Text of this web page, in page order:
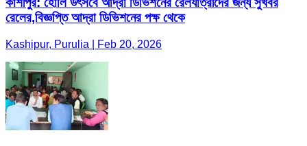
রেলের,বিজ্ঞপ্তি আদ্রা ডিভিশনের পক্ষ থেকে
Kashipur, Purulia | Feb 20, 2026